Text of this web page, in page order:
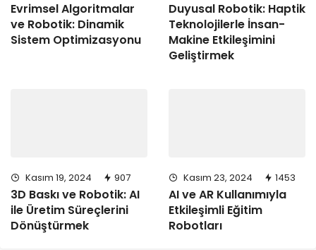
Evrimsel Algoritmalar
ve Robotik: Dinamik
Sistem Optimizasyonu
Duyusal Robotik: Haptik
Teknolojilerle İnsan-
Makine Etkileşimini
Geliştirmek
Kasım 19, 2024 907
3D Baskı ve Robotik: AI
ile Üretim Süreçlerini
Dönüştürmek
Kasım 23, 2024 1453
AI ve AR Kullanımıyla
Etkileşimli Eğitim
Robotları